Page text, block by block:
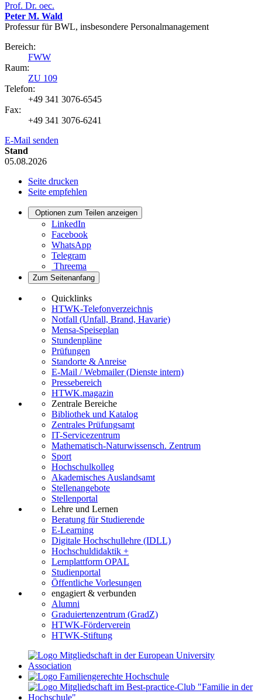
Prof. Dr. oec.
Peter M. Wald
Professur für BWL, insbesondere Personalmanagement
Bereich:
FWW
Raum:
ZU 109
Telefon:
+49 341 3076-6545
Fax:
+49 341 3076-6241
E-Mail senden
Stand
05.08.2026
Seite drucken
Seite empfehlen
Optionen zum Teilen anzeigen
LinkedIn
Facebook
WhatsApp
Telegram
Threema
Zum Seitenanfang
Quicklinks
HTWK-Telefonverzeichnis
Notfall (Unfall, Brand, Havarie)
Mensa-Speiseplan
Stundenpläne
Prüfungen
Standorte & Anreise
E-Mail / Webmailer (Dienste intern)
Pressebereich
HTWK.magazin
Zentrale Bereiche
Bibliothek und Katalog
Zentrales Prüfungsamt
IT-Servicezentrum
Mathematisch-Naturwissensch. Zentrum
Sport
Hochschulkolleg
Akademisches Auslandsamt
Stellenangebote
Stellenportal
Lehre und Lernen
Beratung für Studierende
E-Learning
Digitale Hochschullehre (IDLL)
Hochschuldidaktik +
Lernplattform OPAL
Studienportal
Öffentliche Vorlesungen
engagiert & verbunden
Alumni
Graduiertenzentrum (GradZ)
HTWK-Förderverein
HTWK-Stiftung